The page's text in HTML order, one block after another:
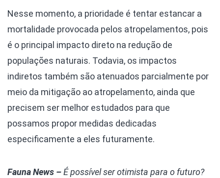
Nesse momento, a prioridade é tentar estancar a
mortalidade provocada pelos atropelamentos, pois
é o principal impacto direto na redução de
populações naturais. Todavia, os impactos
indiretos também são atenuados parcialmente por
meio da mitigação ao atropelamento, ainda que
precisem ser melhor estudados para que
possamos propor medidas dedicadas
especificamente a eles futuramente.
Fauna News –É possível ser otimista para o futuro?